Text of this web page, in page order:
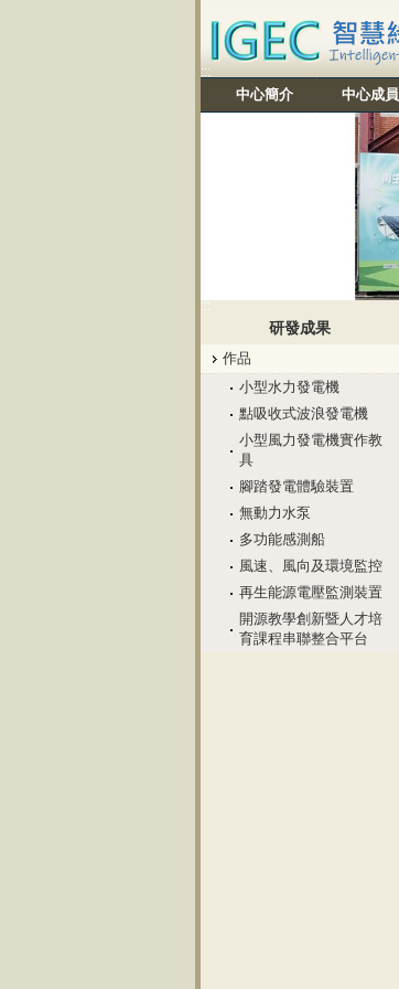
:::
中心簡介 中心成員
:::
研發成果
作品
小型水力發電機
點吸收式波浪發電機
小型風力發電機實作教
具
腳踏發電體驗裝置
無動力水泵
多功能感測船
風速、風向及環境監控
再生能源電壓監測裝置
開源教學創新暨人才培
育課程串聯整合平台